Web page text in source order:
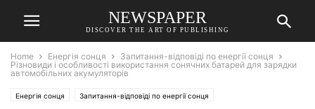
NEWSPAPER
DISCOVER THE ART OF PUBLISHING
Home Енергія сонця
Запитання-відповіді по енергії сонця
Різновиди і особливості використання сонячних батарей для зарядки
автомобільних акумуляторів
Енергія сонця Запитання-відповіді по енергії сонця